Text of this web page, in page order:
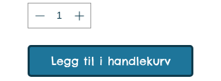
Legg til i handlekurv